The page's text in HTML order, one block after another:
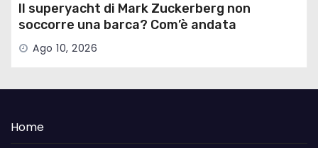
Il superyacht di Mark Zuckerberg non
soccorre una barca? Com’è andata
Ago 10, 2026
Home